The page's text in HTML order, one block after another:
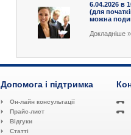
6.04.2026 в
(для
можна
Докладніше »
Допомога і підтримка
Он-лайн консультації
Прайс-лист
Відгуки
Статті